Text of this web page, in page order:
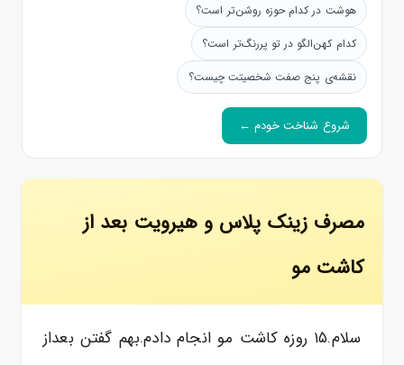
هوشت در کدام حوزه روشن‌تر است؟
کدام کهن‌الگو در تو پررنگ‌تر است؟
نقشه‌ی پنج صفت شخصیتت چیست؟
شروع شناخت خودم ←
مصرف زینک پلاس و هیرویت بعد از
کاشت مو
سلام.۱۵ روزه کاشت مو انجام دادم.بهم گفتن بعداز